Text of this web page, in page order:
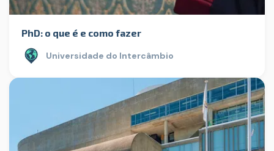
PhD: o que é e como fazer
Universidade do Intercâmbio